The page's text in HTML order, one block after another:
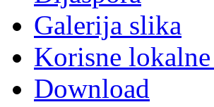
Galerija slika
Korisne
Download